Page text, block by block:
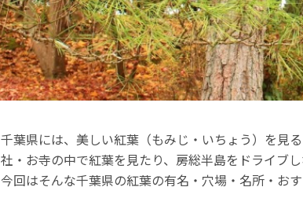
千葉県には、美しい紅葉（もみじ・いちょう）を見
社・お寺の中で紅葉を見たり、房総半島をドライブし
今回はそんな千葉県の紅葉の有名・穴場・名所・お